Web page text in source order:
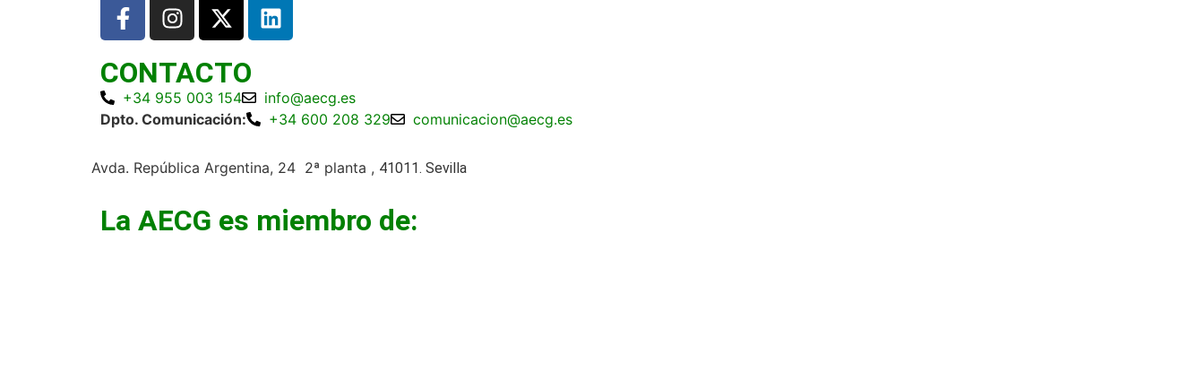
CONTACTO
+34 955 003 154
info@aecg.es
Dpto. Comunicación:
+34 600 208 329 comunicacion@aecg.es
Avda. República Argentina, 24 2ª planta , 41011. Sevilla
La AECG es miembro de: